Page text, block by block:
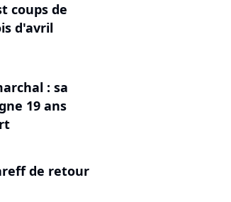
coups de
d'avril
: sa
19 ans
de retour